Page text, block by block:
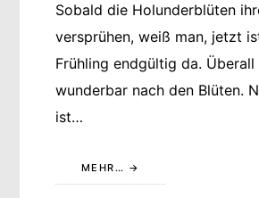
Sobald die Holunderblüten
versprühen, weiß man, jetzt
Frühling endgültig da.
wunderbar nach den Blüten.
ist…
MEHR…